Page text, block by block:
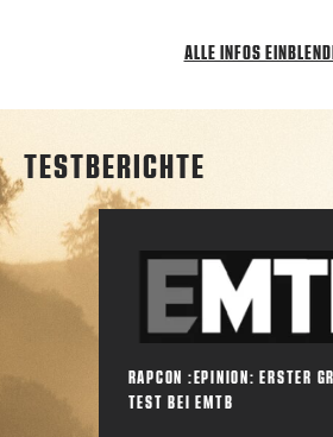
ALLE INFOS
TESTBERICHTE
RAPCON :EPINION: ERSTER
EST BEI EMTB